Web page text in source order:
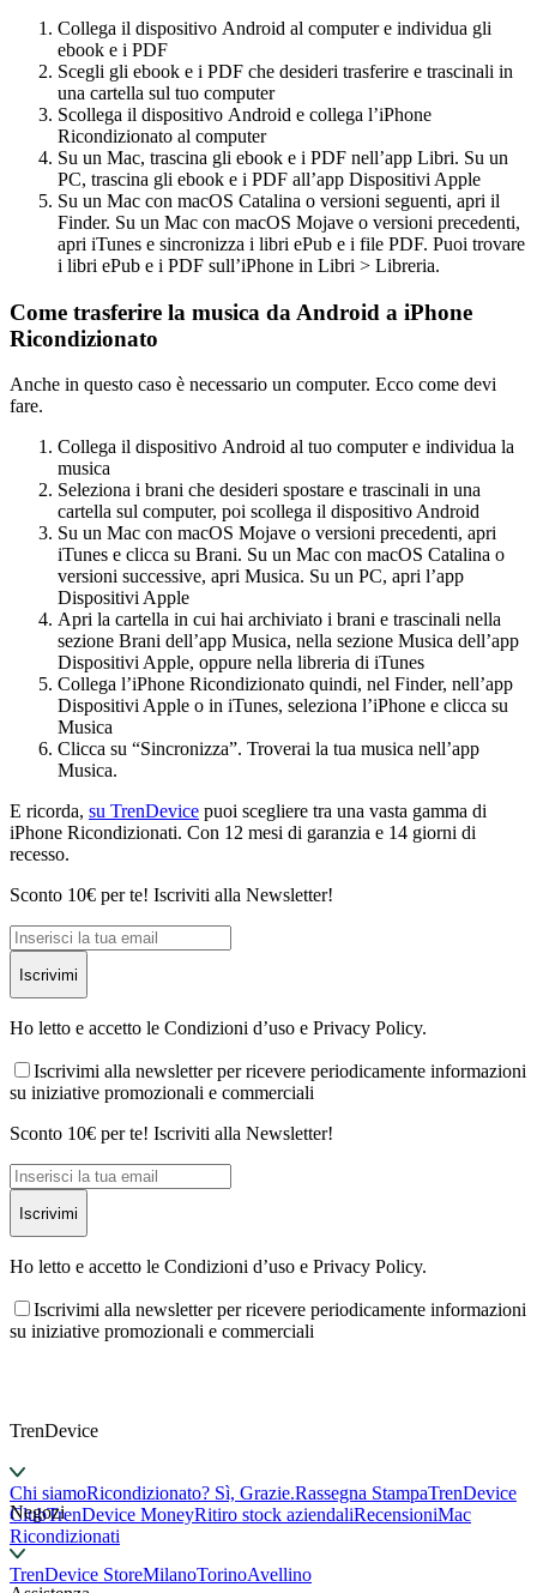
Collega il dispositivo Android al computer e individua gli
ebook e i PDF
Scegli gli ebook e i PDF che desideri trasferire e trascinali in
una cartella sul tuo computer
Scollega il dispositivo Android e collega l’iPhone
Ricondizionato al computer
Su un Mac, trascina gli ebook e i PDF nell’app Libri. Su un
PC, trascina gli ebook e i PDF all’app Dispositivi Apple
Su un Mac con macOS Catalina o versioni seguenti, apri il
Finder. Su un Mac con macOS Mojave o versioni precedenti,
apri iTunes e sincronizza i libri ePub e i file PDF. Puoi trovare
i libri ePub e i PDF sull’iPhone in Libri > Libreria.
Come trasferire la musica da Android a iPhone
Ricondizionato
Anche in questo caso è necessario un computer. Ecco come devi
fare.
Collega il dispositivo Android al tuo computer e individua la
musica
Seleziona i brani che desideri spostare e trascinali in una
cartella sul computer, poi scollega il dispositivo Android
Su un Mac con macOS Mojave o versioni precedenti, apri
iTunes e clicca su Brani. Su un Mac con macOS Catalina o
versioni successive, apri Musica. Su un PC, apri l’app
Dispositivi Apple
Apri la cartella in cui hai archiviato i brani e trascinali nella
sezione Brani dell’app Musica, nella sezione Musica dell’app
Dispositivi Apple, oppure nella libreria di iTunes
Collega l’iPhone Ricondizionato quindi, nel Finder, nell’app
Dispositivi Apple o in iTunes, seleziona l’iPhone e clicca su
Musica
Clicca su “Sincronizza”. Troverai la tua musica nell’app
Musica.
E ricorda, su TrenDevice puoi scegliere tra una vasta gamma di
iPhone Ricondizionati. Con 12 mesi di garanzia e 14 giorni di
recesso.
Sconto 10€ per te! Iscriviti alla Newsletter!
Iscrivimi
Ho letto e accetto le Condizioni d’uso e Privacy Policy.
Iscrivimi alla newsletter per ricevere periodicamente informazioni
su iniziative promozionali e commerciali
Sconto 10€ per te! Iscriviti alla Newsletter!
Iscrivimi
Ho letto e accetto le Condizioni d’uso e Privacy Policy.
Iscrivimi alla newsletter per ricevere periodicamente informazioni
su iniziative promozionali e commerciali
TrenDevice
Chi siamoRicondizionato? Sì, Grazie.Rassegna StampaTrenDevice
ClubTrenDevice MoneyRitiro stock aziendaliRecensioniMac
Ricondizionati
Negozi
TrenDevice StoreMilanoTorinoAvellino